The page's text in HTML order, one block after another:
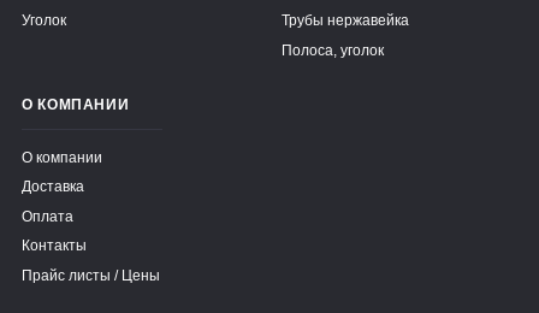
Уголок
Трубы нержавейка
Полоса, уголок
О КОМПАНИИ
О компании
Доставка
Оплата
Контакты
Прайс листы / Цены